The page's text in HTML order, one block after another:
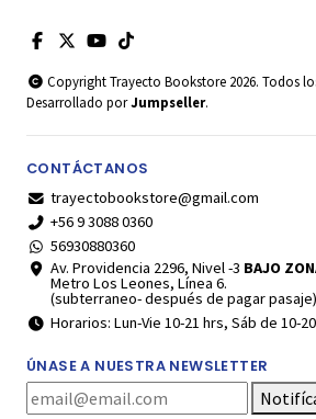
Copyright Trayecto Bookstore 2026. Todos
Desarrollado porJumpseller.
CONTÁCTANOS
trayectobookstore@gmail.com
+56 9 3088 0360
56930880360
Av. Providencia 2296, Nivel -3 BAJO
Metro Los Leones, Línea 6.
(subterraneo- después de pagar pasaje)
Horarios: Lun-Vie 10-21 hrs, Sáb de 10-
ÚNASE A NUESTRA NEWSLETTER